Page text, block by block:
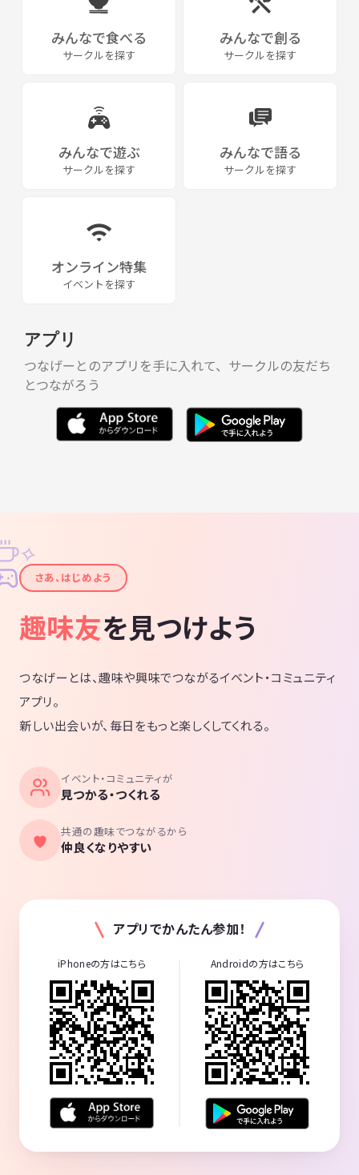
みんなで食べる
サークルを探す
みんなで創る
サークルを探す
みんなで遊ぶ
サークルを探す
みんなで語る
サークルを探す
オンライン特集
イベントを探す
アプリ
つなげーとのアプリを手に入れて、サークルの友だち
とつながろう
✦
✧
さあ、はじめよう
趣味友を見つけよう
つなげーとは、趣味や興味でつながるイベント・コミュニティ
アプリ。
新しい出会いが、毎日をもっと楽しくしてくれる。
イベント・コミュニティが
見つかる・つくれる
共通の趣味でつながるから
仲良くなりやすい
アプリでかんたん参加！
iPhoneの方はこちら Androidの方はこちら